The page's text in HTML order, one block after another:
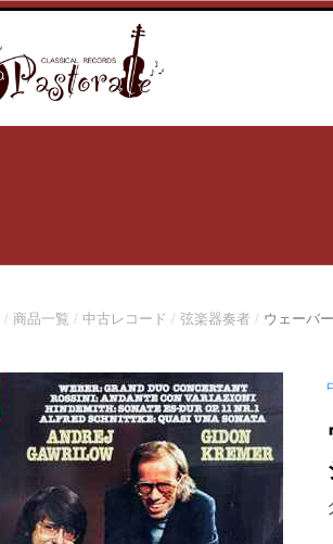
/ 商品一覧 / 中古レコード / 弦楽器奏者 / ウェーバ